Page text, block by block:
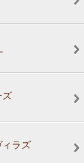
ズ
ィラズ